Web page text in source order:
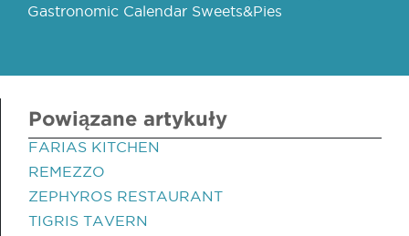
Gastronomic Calendar Sweets&Pies
Powiązane artykuły
FARIAS KITCHEN
REMEZZO
ZEPHYROS RESTAURANT
TIGRIS TAVERN